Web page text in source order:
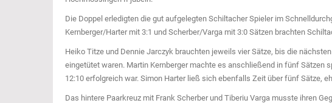
Die Doppel erledigten die gut aufgelegten Schiltacher Spieler im
Kernberger/Harter mit 3:1 und Scherber/Varga mit 3:0 Sätzen brachten
Heiko Titze und Dennie Jarczyk brauchten jeweils vier Sätze, bis die
eingetütet waren. Martin Kernberger machte es anschließend in fünf Sätzen
12:10 erfolgreich war. Simon Harter ließ sich ebenfalls Zeit über fünf Sätze,
Das hintere Paarkreuz mit Frank Scherber und Tiberiu Varga musste ihren